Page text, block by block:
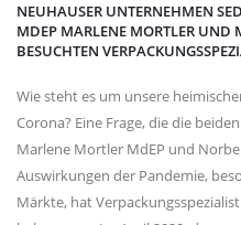
NEUHAUSER UNTERNEHMEN
MDEP MARLENE MORTLER UND
BESUCHTEN
Wie steht es um unsere
Corona? Eine Frage, die die
Marlene Mortler MdEP und
Auswirkungen der Pandemie,
Märkte, hat